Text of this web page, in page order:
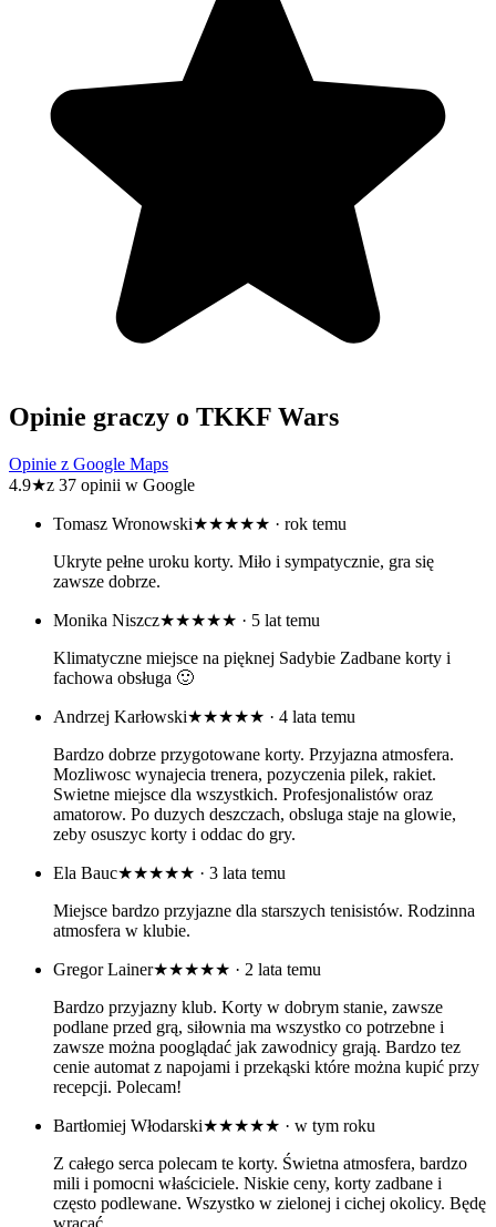
Opinie graczy o TKKF Wars
Opinie z Google Maps
4.9★z 37 opinii w Google
Tomasz Wronowski★★★★★ · rok temu
Ukryte pełne uroku korty. Miło i sympatycznie, gra się
zawsze dobrze.
Monika Niszcz★★★★★ · 5 lat temu
Klimatyczne miejsce na pięknej Sadybie Zadbane korty i
fachowa obsługa 🙂
Andrzej Karłowski★★★★★ · 4 lata temu
Bardzo dobrze przygotowane korty. Przyjazna atmosfera.
Mozliwosc wynajecia trenera, pozyczenia pilek, rakiet.
Swietne miejsce dla wszystkich. Profesjonalistów oraz
amatorow. Po duzych deszczach, obsluga staje na glowie,
zeby osuszyc korty i oddac do gry.
Ela Bauc★★★★★ · 3 lata temu
Miejsce bardzo przyjazne dla starszych tenisistów. Rodzinna
atmosfera w klubie.
Gregor Lainer★★★★★ · 2 lata temu
Bardzo przyjazny klub. Korty w dobrym stanie, zawsze
podlane przed grą, siłownia ma wszystko co potrzebne i
zawsze można pooglądać jak zawodnicy grają. Bardzo tez
cenie automat z napojami i przekąski które można kupić przy
recepcji. Polecam!
Bartłomiej Włodarski★★★★★ · w tym roku
Z całego serca polecam te korty. Świetna atmosfera, bardzo
mili i pomocni właściciele. Niskie ceny, korty zadbane i
często podlewane. Wszystko w zielonej i cichej okolicy. Będę